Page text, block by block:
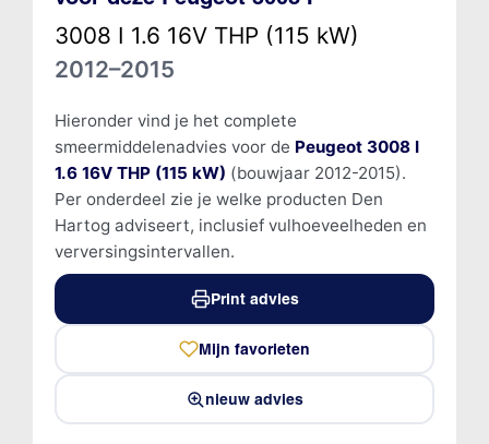
3008 I 1.6 16V THP (115 kW)
2012–2015
Hieronder vind je het complete
smeermiddelenadvies voor de Peugeot 3008 I
1.6 16V THP (115 kW) (bouwjaar 2012-2015).
Per onderdeel zie je welke producten Den
Hartog adviseert, inclusief vulhoeveelheden en
verversingsintervallen.
Print advies
Mijn favorieten
nieuw advies